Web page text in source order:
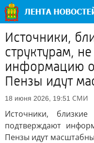
Источники,
структурам,
информацию о
Пензы идут
18 июня 2026, 19:51 СМИ
Источники,
подтверждают
Пензы идут